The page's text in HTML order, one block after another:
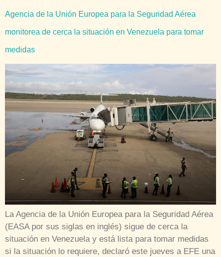
Agencia de la Unión Europea para la Seguridad Aérea
monitorea de cerca la situación en Venezuela para tomar
medidas
La Agencia de la Unión Europea para la Seguridad Aérea
(EASA por sus siglas en inglés) sigue de cerca la
situación en Venezuela y está lista para tomar medidas
si la situación lo requiere, declaró este jueves a EFE una